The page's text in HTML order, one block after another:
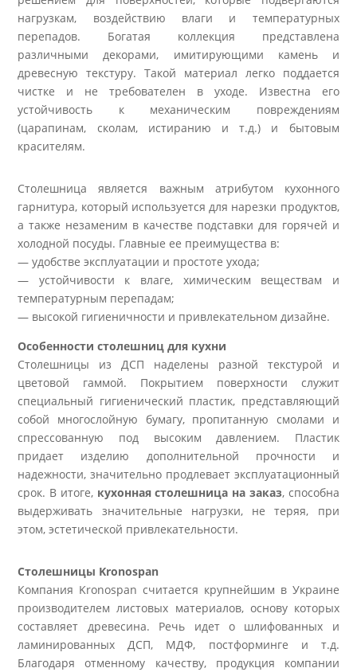
нагрузкам, воздействию влаги и температурных
перепадов. Богатая коллекция представлена
различными декорами, имитирующими камень и
древесную текстуру. Такой материал легко поддается
чистке и не требователен в уходе. Известна его
устойчивость к механическим повреждениям
(царапинам, сколам, истиранию и т.д.) и бытовым
красителям.
Столешница является важным атрибутом кухонного
гарнитура, который используется для нарезки продуктов,
а также незаменим в качестве подставки для горячей и
холодной посуды. Главные ее преимущества в:
— удобстве эксплуатации и простоте ухода;
— устойчивости к влаге, химическим веществам и
температурным перепадам;
— высокой гигиеничности и привлекательном дизайне.
Особенности столешниц для кухни
Столешницы из ДСП наделены разной текстурой и
цветовой гаммой. Покрытием поверхности служит
специальный гигиенический пластик, представляющий
собой многослойную бумагу, пропитанную смолами и
спрессованную под высоким давлением. Пластик
придает изделию дополнительной прочности и
надежности, значительно продлевает эксплуатационный
срок. В итоге, кухонная столешница на заказ, способна
выдерживать значительные нагрузки, не теряя, при
этом, эстетической привлекательности.
Столешницы Kronospan
Компания Kronospan считается крупнейшим в Украине
производителем листовых материалов, основу которых
составляет древесина. Речь идет о шлифованных и
ламинированных ДСП, МДФ, постформинге и т.д.
Благодаря отменному качеству, продукция компании